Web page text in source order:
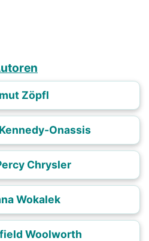
Zöpfl
Onassis
Chrysler
Wokalek
Woolworth